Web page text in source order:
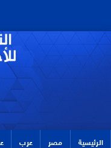
الرئيسية مصر عرب